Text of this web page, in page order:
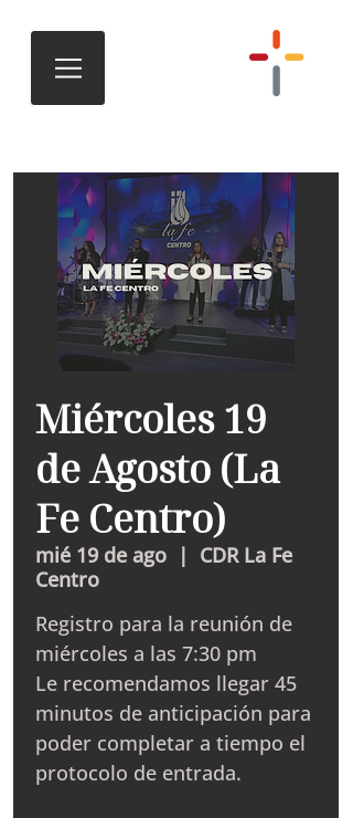
Miércoles 19
de Agosto (La
Fe Centro)
mié 19 de ago
  |
CDR La Fe
Centro
Registro para la reunión de
miércoles a las 7:30 pm
Le recomendamos llegar 45
minutos de anticipación para
poder completar a tiempo el
protocolo de entrada.